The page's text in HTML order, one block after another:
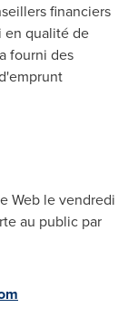
financiers
en qualité de
fourni des
Web le vendredi
au public par